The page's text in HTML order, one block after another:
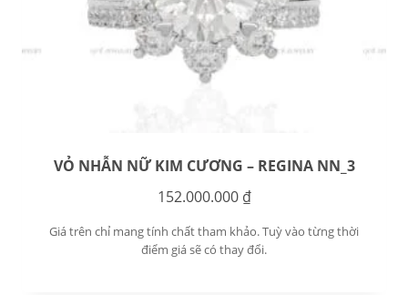
VỎ NHẪN NỮ KIM CƯƠNG – REGINA NN_3
152.000.000 ₫
Giá trên chỉ mang tính chất tham khảo. Tuỳ vào từng thời
điểm giá sẽ có thay đổi.